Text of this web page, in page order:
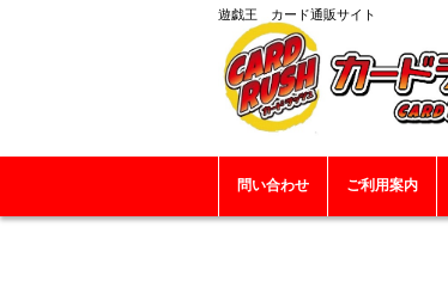
遊戯王 カード通販サイト
問い合わせ ご利用案内